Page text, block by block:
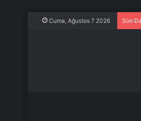
Cuma, Ağustos 7 2026 Son